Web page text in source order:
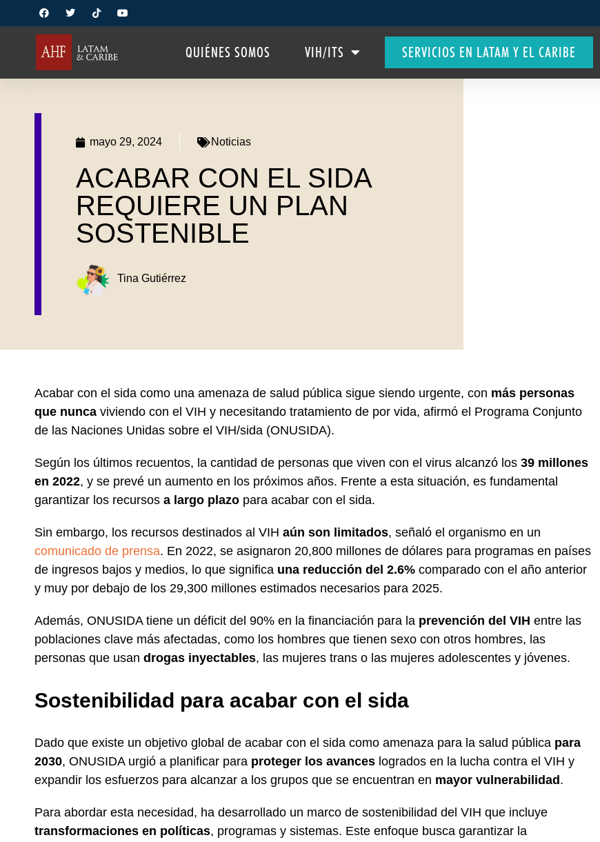
QUIÉNES SOMOS VIH/ITS SERVICIOS EN LATAM Y EL CARIBE
mayo 29, 2024 Noticias
ACABAR CON EL SIDA
REQUIERE UN PLAN
SOSTENIBLE
Tina Gutiérrez
Acabar con el sida como una amenaza de salud pública sigue siendo urgente, con más personas
que nunca viviendo con el VIH y necesitando tratamiento de por vida, afirmó el Programa Conjunto
de las Naciones Unidas sobre el VIH/sida (ONUSIDA).
Según los últimos recuentos, la cantidad de personas que viven con el virus alcanzó los 39 millones
en 2022, y se prevé un aumento en los próximos años. Frente a esta situación, es fundamental
garantizar los recursos a largo plazo para acabar con el sida.
Sin embargo, los recursos destinados al VIH aún son limitados, señaló el organismo en un
comunicado de prensa. En 2022, se asignaron 20,800 millones de dólares para programas en países
de ingresos bajos y medios, lo que significa una reducción del 2.6% comparado con el año anterior
y muy por debajo de los 29,300 millones estimados necesarios para 2025.
Además, ONUSIDA tiene un déficit del 90% en la financiación para la prevención del VIH entre las
poblaciones clave más afectadas, como los hombres que tienen sexo con otros hombres, las
personas que usan drogas inyectables, las mujeres trans o las mujeres adolescentes y jóvenes.
Sostenibilidad para acabar con el sida
Dado que existe un objetivo global de acabar con el sida como amenaza para la salud pública para
2030, ONUSIDA urgió a planificar para proteger los avances logrados en la lucha contra el VIH y
expandir los esfuerzos para alcanzar a los grupos que se encuentran en mayor vulnerabilidad .
Para abordar esta necesidad, ha desarrollado un marco de sostenibilidad del VIH que incluye
transformaciones en políticas, programas y sistemas. Este enfoque busca garantizar la